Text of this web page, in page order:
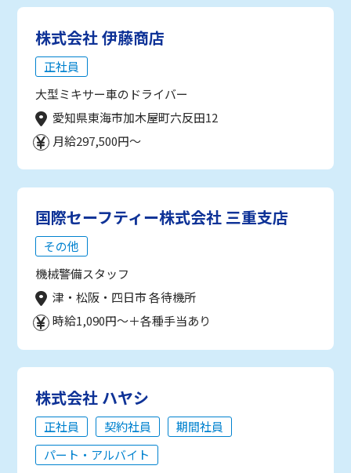
株式会社 伊藤商店
正社員
大型ミキサー車のドライバー
愛知県東海市加木屋町六反田12
月給297,500円～
国際セーフティー株式会社 三重支店
その他
機械警備スタッフ
津・松阪・四日市 各待機所
時給1,090円～＋各種手当あり
株式会社 ハヤシ
正社員 契約社員
期間社員
パート・アルバイト